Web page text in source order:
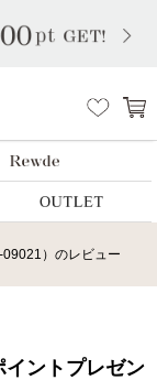
09021）のレビュー
イントプレゼン